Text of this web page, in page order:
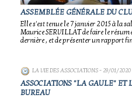
ASSEMBLÉE GÉNÉRALE DU
Elle s'est tenue le 7 janvier 2015 à la
Maurice SERVILLAT de faire le
dernière , et de présenter un rapport
LA VIE DES ASSOCIATIONS- 29/01/2020
ASSOCIATIONS "LA GAULE" ET
BUREAU